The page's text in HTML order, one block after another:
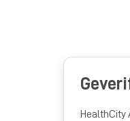
HealthCity